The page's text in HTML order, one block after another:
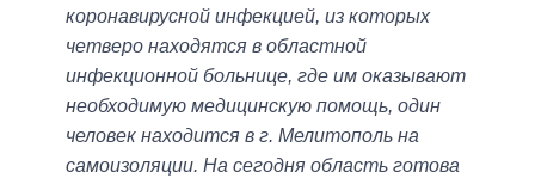
коронавирусной инфекцией, из которых
четверо находятся в областной
инфекционной больнице, где им оказывают
необходимую медицинскую помощь, один
человек находится в г. Мелитополь на
самоизоляции. На сегодня область готова